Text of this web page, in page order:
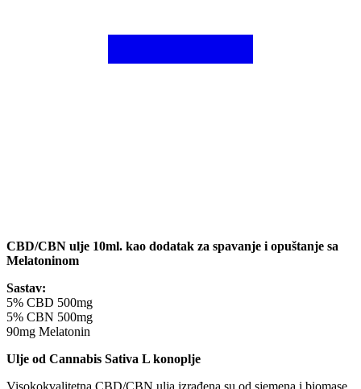
CBD/CBN ulje 10ml. kao dodatak za spavanje i opuštanje sa
Melatoninom
Sastav:
5% CBD 500mg
5% CBN 500mg
90mg Melatonin
Ulje od Cannabis Sativa L konoplje
Visokokvalitetna CBD/CBN ulja izrađena su od sjemena i biomase